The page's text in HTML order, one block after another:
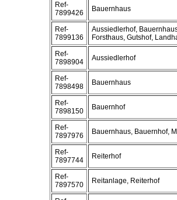
Ref-
7899426
Bauernhaus
Ref-
7899136
Aussiedlerhof,
Forsthaus, Gutshof,
Ref-
7898904
Aussiedlerhof
Ref-
7898498
Bauernhaus
Ref-
7898150
Bauernhof
Ref-
7897976
Bauernhaus, Bauernhof,
Ref-
7897744
Reiterhof
Ref-
7897570
Reitanlage, Reiterhof